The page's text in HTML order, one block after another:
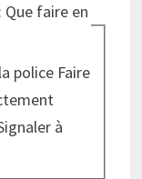
Que faire en
police Faire
à